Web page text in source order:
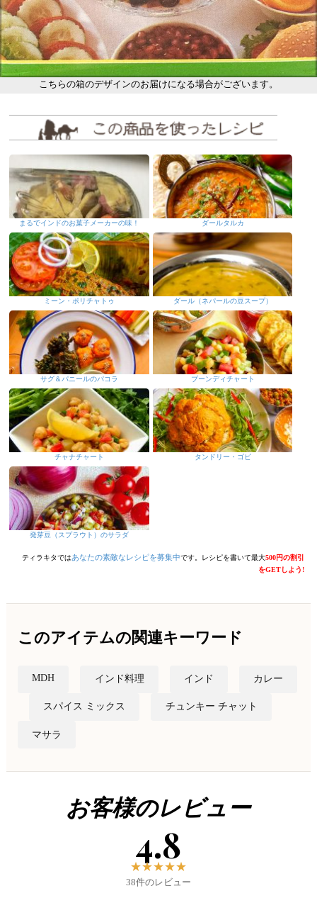
こちらの箱のデザインのお届けになる場合がございます。
まるでインドのお菓子メーカーの味！ ダールタルカ
ミーン・ポリチャトゥ ダール（ネパールの豆スープ）
サグ＆パニールのパコラ ブーンディチャート
チャナチャート タンドリー・ゴビ
発芽豆（スプラウト）のサラダ
ティラキタではあなたの素敵なレシピを募集中です。レシピを書いて最大500円の割引
をGETしよう!
このアイテムの関連キーワード
MDH インド料理 インド カレー
スパイス ミックス チュンキー チャット
マサラ
お客様のレビュー
4.8
★★★★★
38件のレビュー